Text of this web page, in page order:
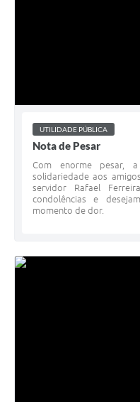
UTILIDADE PÚBLICA
Nota de Pesar
Com enorme pesar,
solidariedade aos
servidor Rafael
condolências e
momento de dor.